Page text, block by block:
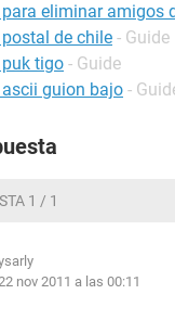
eliminar amigos
de chile - Guide
tigo - Guide
guion bajo -
1 / 1
nov 2011 a las 00:11